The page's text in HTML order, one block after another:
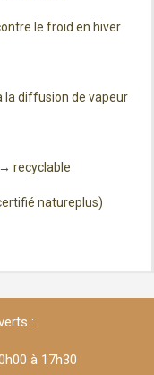
le froid en hiver
la diffusion de vapeur
recyclable
natureplus)
:
à 17h30